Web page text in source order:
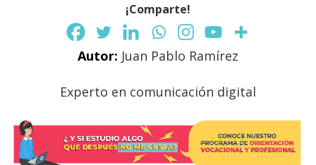
¡Comparte!
Autor: Juan Pablo Ramírez
Experto en comunicación digital